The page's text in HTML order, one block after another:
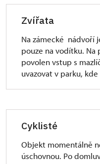
Zvířata
Na zámecké nádvoří
pouze na vodítku. Na
povolen vstup s
uvazovat v parku,
Cyklisté
Objekt momentálně
úschovnou. Po